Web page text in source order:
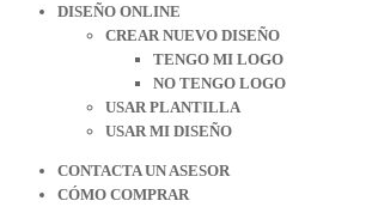
DISEÑO ONLINE
CREAR NUEVO DISEÑO
TENGO MI LOGO
NO TENGO LOGO
USAR PLANTILLA
USAR MI DISEÑO
CONTACTA UN ASESOR
CÓMO COMPRAR